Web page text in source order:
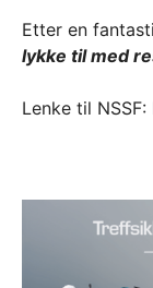
Etter en
lykke til med
Lenke til NSSF: